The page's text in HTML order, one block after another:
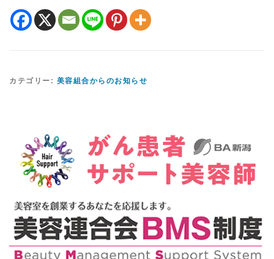
カテゴリー: 美容組合からのお知らせ